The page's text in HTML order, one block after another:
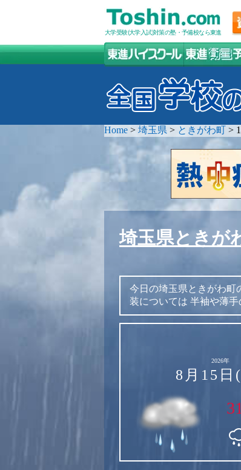
大学受験(大学入試)対策の塾・予備校なら東進
Home > 埼玉県 > ときがわ町 >
埼玉県ときが
今日の埼玉県ときがわ町
装については 半袖や薄手
2026年
8月15日